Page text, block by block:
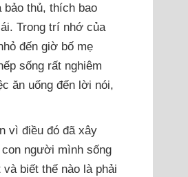
thủ, thích bao
Trong trí nhớ của
đến giờ bố mẹ
sống rất nghiêm
ăn uống đến lời nói,
vì điều đó đã xây
người mình sống
biết thế nào là phải